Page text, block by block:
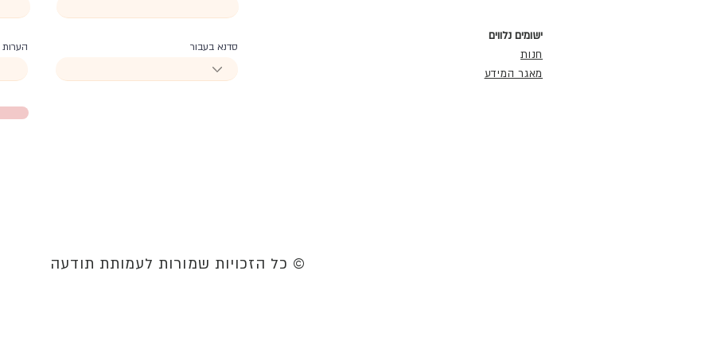
הערות סדנא בעבור
ישומים נלווים
חנות
מאגר המידע
© כל הזכויות שמורות לעמותת תודעה